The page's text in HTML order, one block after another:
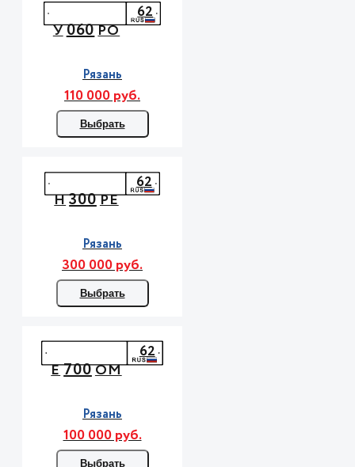
У060РО
62
Рязань
110 000 руб.
Выбрать
Н300РЕ
62
Рязань
300 000 руб.
Выбрать
Е700ОМ
62
Рязань
100 000 руб.
Выбрать